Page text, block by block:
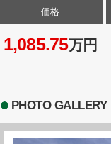
価格
1,085.75万円
PHOTO GALLERY